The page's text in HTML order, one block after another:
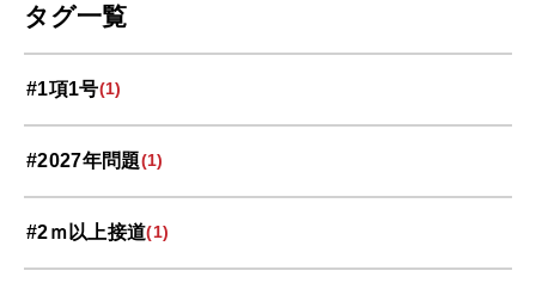
中央区(11)
北区(10)
南区(9)
大宮区(33)
タグ一覧
#1項1号(1)
#2027年問題(1)
#2ｍ以上接道(1)